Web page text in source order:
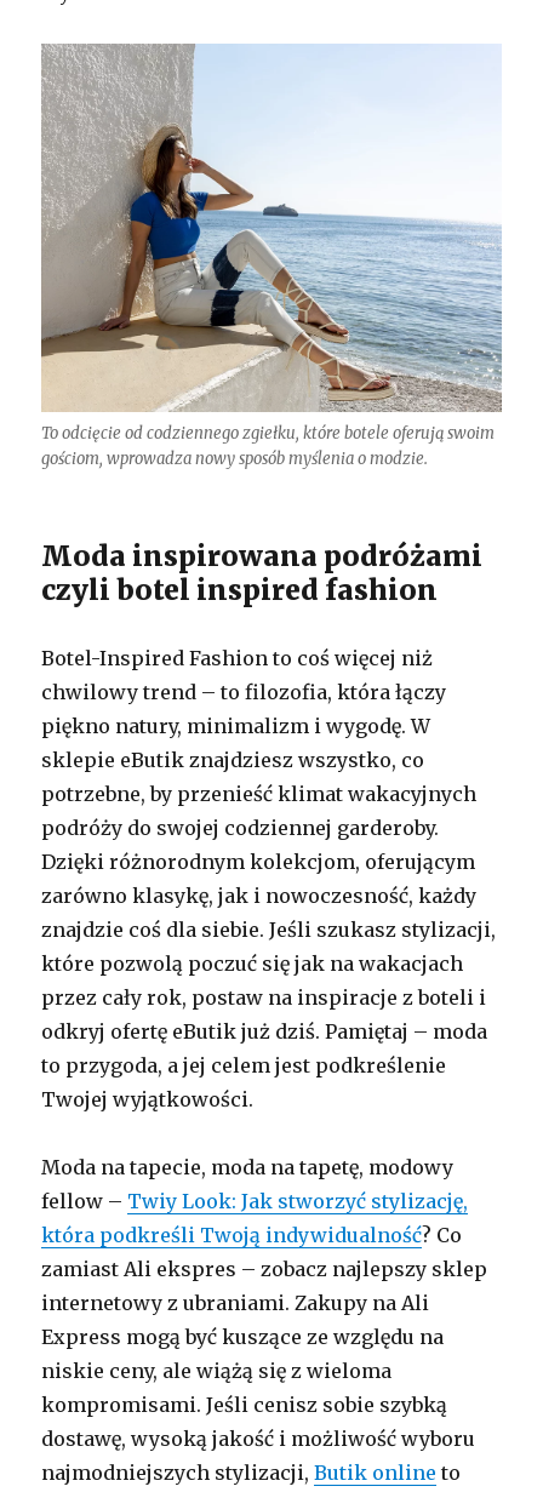
To odcięcie od codziennego zgiełku, które botele oferują swoim
gościom, wprowadza nowy sposób myślenia o modzie.
Moda inspirowana podróżami
czyli botel inspired fashion
Botel-Inspired Fashion to coś więcej niż
chwilowy trend – to filozofia, która łączy
piękno natury, minimalizm i wygodę. W
sklepie eButik znajdziesz wszystko, co
potrzebne, by przenieść klimat wakacyjnych
podróży do swojej codziennej garderoby.
Dzięki różnorodnym kolekcjom, oferującym
zarówno klasykę, jak i nowoczesność, każdy
znajdzie coś dla siebie. Jeśli szukasz stylizacji,
które pozwolą poczuć się jak na wakacjach
przez cały rok, postaw na inspiracje z boteli i
odkryj ofertę eButik już dziś. Pamiętaj – moda
to przygoda, a jej celem jest podkreślenie
Twojej wyjątkowości.
Moda na tapecie, moda na tapetę, modowy
fellow – Twiy Look: Jak stworzyć stylizację,
która podkreśli Twoją indywidualność? Co
zamiast Ali ekspres – zobacz najlepszy sklep
internetowy z ubraniami. Zakupy na Ali
Express mogą być kuszące ze względu na
niskie ceny, ale wiążą się z wieloma
kompromisami. Jeśli cenisz sobie szybką
dostawę, wysoką jakość i możliwość wyboru
najmodniejszych stylizacji,Butik online to